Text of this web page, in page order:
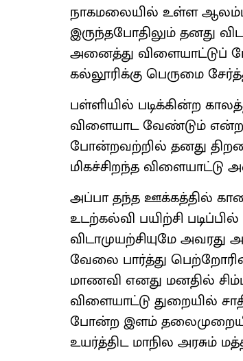
நாகமலையில் உள்ள
இருந்தபோதிலும் தனது
அனைத்து விளையாட்டுப்
கல்லூரிக்கு பெருமை
பள்ளியில் படிக்கின்ற
விளையாட வேண்டும் என்ற
போன்றவற்றில் தனது
மிகச்சிறந்த விளையாட்டு
அப்பா தந்த ஊக்கத்தில்
உடற்கல்வி பயிற்சி
விடாமுயற்சியுமே
வேலை பார்த்து
மாணவி எனது மனதில்
விளையாட்டு துறையில்
போன்ற இளம்
உயர்த்திட மாநில அரசும்